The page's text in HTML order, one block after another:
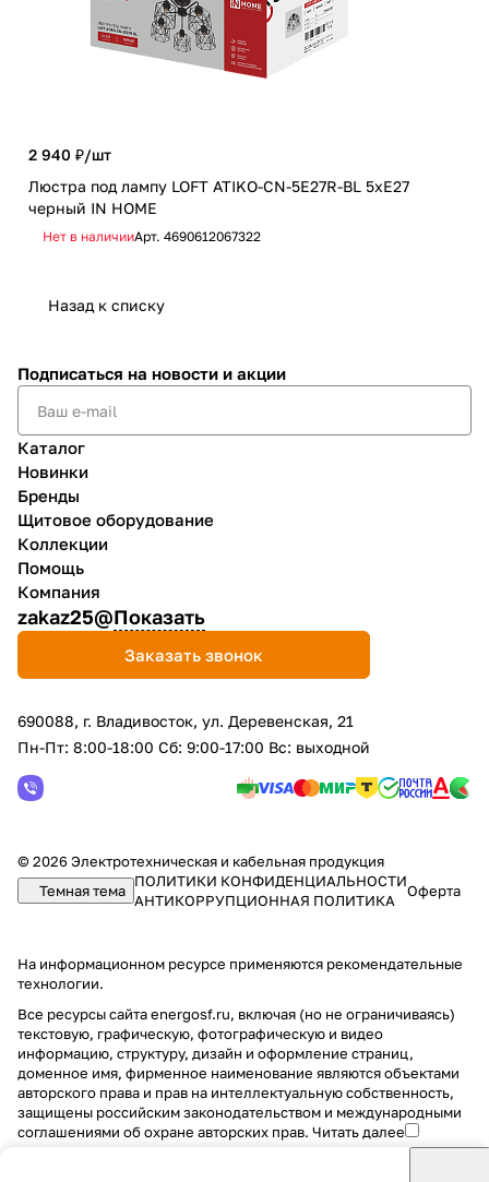
2 940 ₽/шт
Люстра под лампу LOFT ATIKO-СN-5E27R-BL 5хЕ27
черный IN HOME
Нет в наличииАрт. 4690612067322
Назад к списку
Подписаться на новости и акции
Каталог
Новинки
Бренды
Щитовое оборудование
Коллекции
Помощь
Компания
zakaz25@Показать
Заказать звонок
690088, г. Владивосток, yл. Деревенская, 21
Пн-Пт: 8:00-18:00 Сб: 9:00-17:00 Вс: выходной
© 2026 Электротехническая и кабельная продукция
Темная тема
ПОЛИТИКИ КОНФИДЕНЦИАЛЬНОСТИ
АНТИКОРРУПЦИОННАЯ ПОЛИТИКА
Оферта
На информационном ресурсе применяются рекомендательные
технологии.
Все ресурсы сайта energosf.ru, включая (но не ограничиваясь)
текстовую, графическую, фотографическую и видео
информацию, структуру, дизайн и оформление страниц,
доменное имя, фирменное наименование являются объектами
авторского права и прав на интеллектуальную собственность,
защищены российским законодательством и международными
соглашениями об охране авторских прав. Читать далее